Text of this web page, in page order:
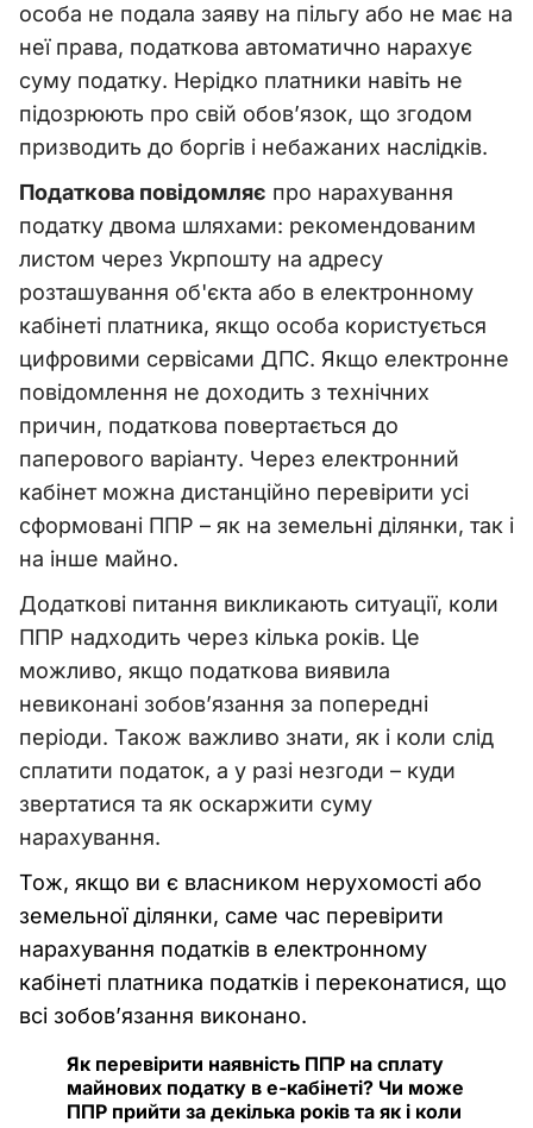
особа не подала заяву на пільгу або не має на
неї права, податкова автоматично нарахує
суму податку. Нерідко платники навіть не
підозрюють про свій обов’язок, що згодом
призводить до боргів і небажаних наслідків.
Податкова повідомляє про нарахування
податку двома шляхами: рекомендованим
листом через Укрпошту на адресу
розташування об'єкта або в електронному
кабінеті платника, якщо особа користується
цифровими сервісами ДПС. Якщо електронне
повідомлення не доходить з технічних
причин, податкова повертається до
паперового варіанту. Через електронний
кабінет можна дистанційно перевірити усі
сформовані ППР – як на земельні ділянки, так і
на інше майно.
Додаткові питання викликають ситуації, коли
ППР надходить через кілька років. Це
можливо, якщо податкова виявила
невиконані зобов’язання за попередні
періоди. Також важливо знати, як і коли слід
сплатити податок, а у разі незгоди – куди
звертатися та як оскаржити суму
нарахування.
Тож, якщо ви є власником нерухомості або
земельної ділянки, саме час перевірити
нарахування податків в електронному
кабінеті платника податків і переконатися, що
всі зобов’язання виконано.
Як перевірити наявність ППР на сплату
майнових податку в е-кабінеті? Чи може
ППР прийти за декілька років та як і коли